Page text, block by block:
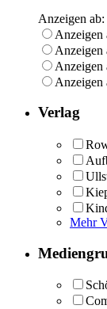
Anzeigen ab:
Anzeigen
Anzeigen
Anzeigen
Anzeigen
Verlag
Mehr